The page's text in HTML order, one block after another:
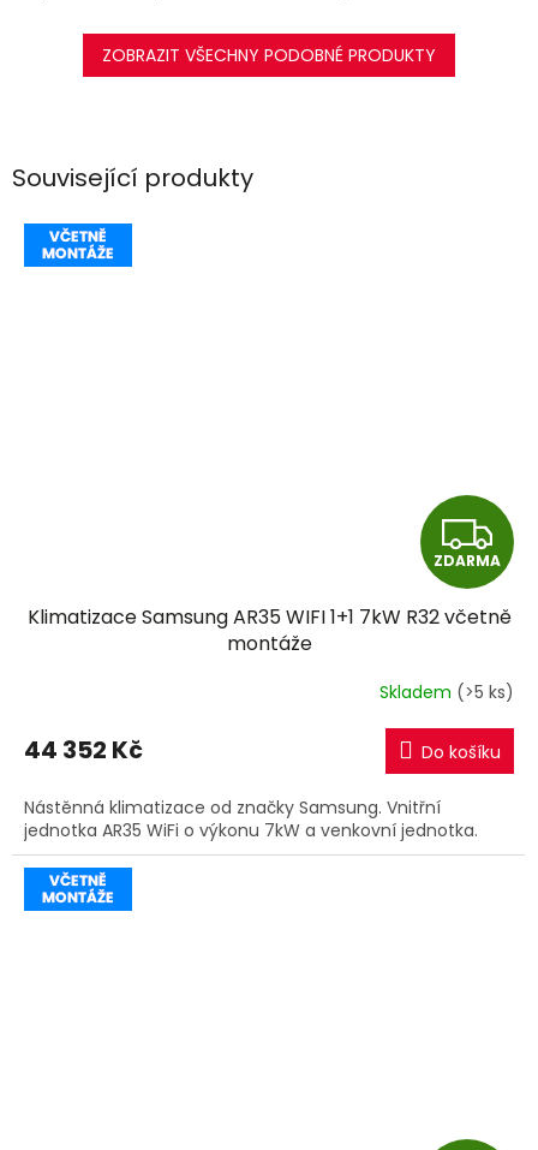
Související produkty
Z
D
A
R
M
A
ZDARMA
Klimatizace Samsung AR35 WIFI 1+1 7kW R32 včetně
montáže
Skladem (>5 ks)
44 352 Kč Do košíku
Nástěnná klimatizace od značky Samsung. Vnitřní
jednotka AR35 WiFi o výkonu 7kW a venkovní jednotka.
ZOBRAZIT VŠECHNY PODOBNÉ PRODUKTY